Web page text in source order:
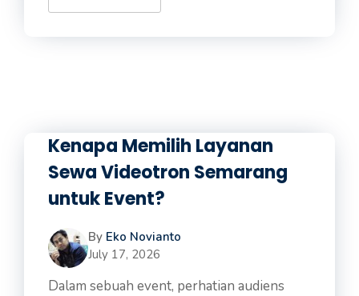
Kenapa Memilih Layanan
Sewa Videotron Semarang
untuk Event?
By Eko Novianto
July 17, 2026
Dalam sebuah event, perhatian audiens